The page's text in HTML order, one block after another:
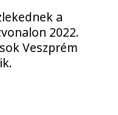
a
2022.
Veszprém